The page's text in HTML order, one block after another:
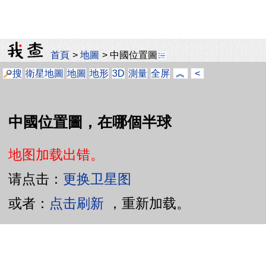
首頁 >地圖 >中國位置圖
搜 衛星地圖 地圖 地形 3D 測量 全屏 ︽ <
中國位置圖，在哪個半球
地图加载出错。
请点击： 更换卫星图
或者： 点击刷新 ，重新加载。